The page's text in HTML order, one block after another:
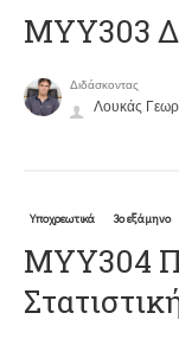
ΜΥΥ303
Διδάσκοντας
Λουκάς
Υποχρεωτικά 3ο εξάμηνο
ΜΥΥ304